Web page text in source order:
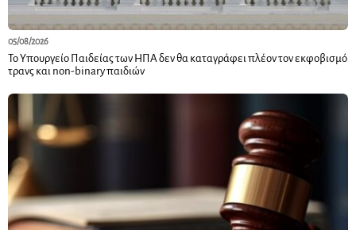
05/08/2026
Το Υπουργείο Παιδείας των ΗΠΑ δεν θα καταγράφει πλέον τον εκφοβισμό
τρανς και non-binary παιδιών